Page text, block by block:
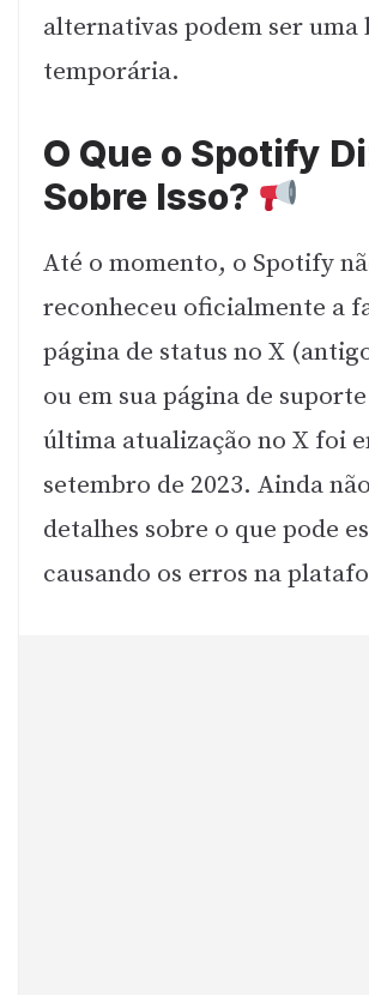
alternativas podem ser uma
temporária.
O Que o Spotify
Sobre Isso?
Até o momento, o Spotify
reconheceu oficialmente a
página de status no X
ou em sua página de
última atualização no X foi
setembro de 2023. Ainda
detalhes sobre o que pode
causando os erros na